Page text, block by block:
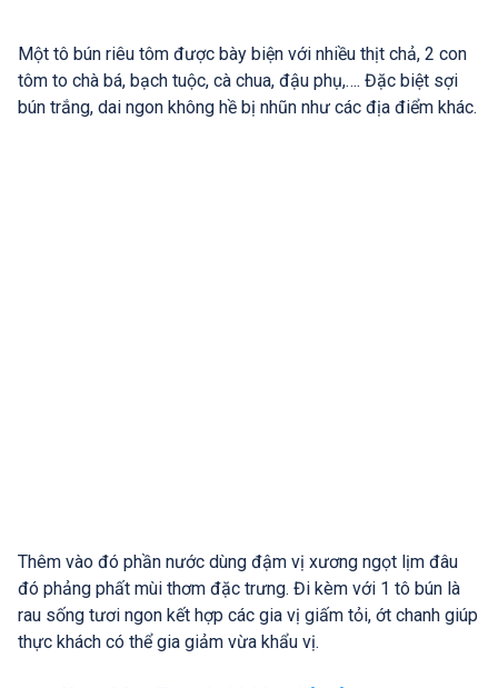
Một tô bún riêu tôm được bày biện với nhiều thịt chả, 2 con
tôm to chà bá, bạch tuộc, cà chua, đậu phụ,…. Đặc biệt sợi
bún trắng, dai ngon không hề bị nhũn như các địa điểm khác.
Thêm vào đó phần nước dùng đậm vị xương ngọt lịm đâu
đó phảng phất mùi thơm đặc trưng. Đi kèm với 1 tô bún là
rau sống tươi ngon kết hợp các gia vị giấm tỏi, ớt chanh giúp
thực khách có thể gia giảm vừa khẩu vị.